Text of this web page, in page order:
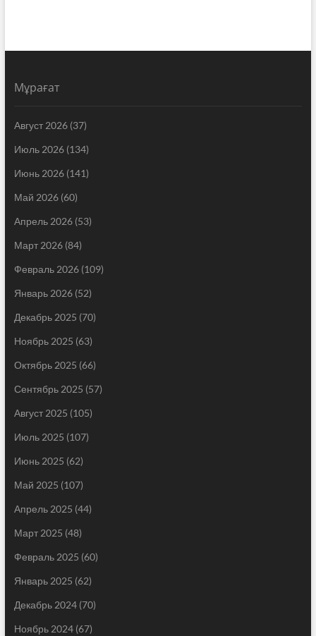
Мұрағат
Август 2026(37)
Июль 2026(134)
Июнь 2026(141)
Май 2026(60)
Апрель 2026(53)
Март 2026(84)
Февраль 2026(109)
Январь 2026(52)
Декабрь 2025 (70)
Ноябрь 2025 (63)
Октябрь 2025 (66)
Сентябрь 2025 (57)
Август 2025 (105)
Июль 2025 (107)
Июнь 2025 (62)
Май 2025 (107)
Апрель 2025 (44)
Март 2025 (48)
Февраль 2025 (60)
Январь 2025 (62)
Декабрь 2024(70)
Ноябрь 2024(67)